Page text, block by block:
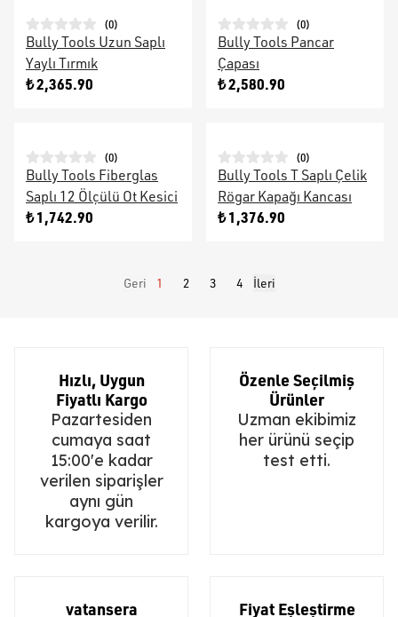
(0)
Bully Tools Uzun Saplı
Yaylı Tırmık
₺ 2,365.90
(0)
Bully Tools Pancar
Çapası
₺ 2,580.90
(0)
Bully Tools Fiberglas
Saplı 12 Ölçülü Ot Kesici
₺ 1,742.90
(0)
Bully Tools T Saplı Çelik
Rögar Kapağı Kancası
₺ 1,376.90
Geri 1 2 3 4 İleri
Hızlı, Uygun
Fiyatlı Kargo
Pazartesiden
cumaya saat
15:00'e kadar
verilen siparişler
aynı gün
kargoya verilir.
Özenle Seçilmiş
Ürünler
Uzman ekibimiz
her ürünü seçip
test etti.
vatansera
Fiyat Eşleştirme